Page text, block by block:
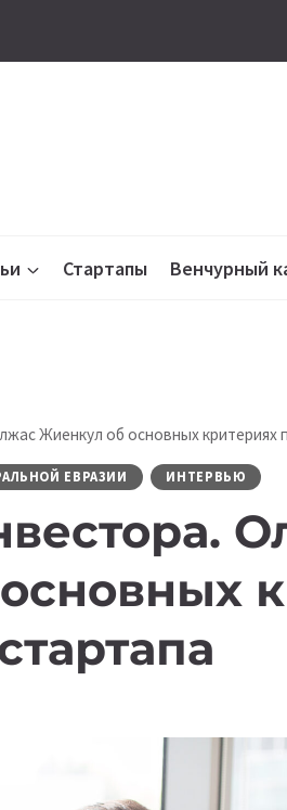
Стартапы Венчурный
Жиенкул об основных критериях
ЕВРАЗИИ ИНТЕРВЬЮ